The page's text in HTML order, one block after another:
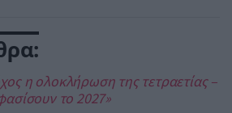
η ολοκλήρωση της τετραετίας –
το 2027»